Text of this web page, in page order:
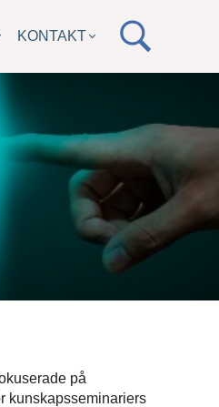
KONTAKT
på
kunskapsseminariers